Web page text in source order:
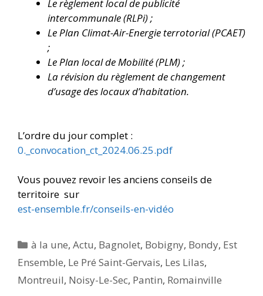
Le règlement local de publicité
intercommunale (RLPi) ;
Le Plan Climat-Air-Energie terrotorial (PCAET)
;
Le Plan local de Mobilité (PLM) ;
La révision du règlement de changement
d’usage des locaux d’habitation.
L’ordre du jour complet :
0._convocation_ct_2024.06.25.pdf
Vous pouvez revoir les anciens conseils de
territoire sur
est-ensemble.fr/conseils-en-vidéo
Catégories
à la une,Actu, Bagnolet, Bobigny, Bondy, Est
Ensemble, Le Pré Saint-Gervais, Les Lilas,
Montreuil, Noisy-Le-Sec, Pantin, Romainville